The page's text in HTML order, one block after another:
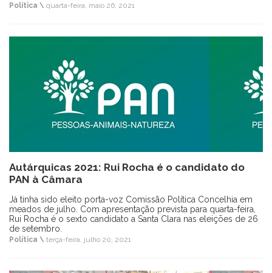
Política \ quarta-feira, maio 26, 2021
Autárquicas 2021: Rui Rocha é o candidato do
PAN à Câmara
Já tinha sido eleito porta-voz Comissão Política Concelhia em
meados de julho. Com apresentação prevista para quarta-feira,
Rui Rocha é o sexto candidato a Santa Clara nas eleições de 26
de setembro.
Política \ terça-feira, julho 20, 2021